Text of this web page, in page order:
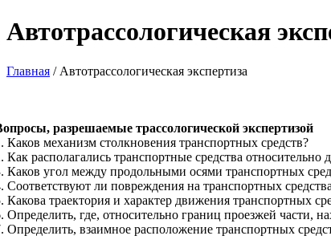
Автотрассологическая
Главная / Автотрассологическая экспертиза
разрешаемые трассологической экспертизой
Каков механизм столкновения транспортных средств?
Как располагались транспортные средства относительно
Каков угол между продольными осями транспортных
Соответствуют ли повреждения на транспортных
Какова траектория и характер движения транспортных
Определить, где, относительно границ проезжей части,
Определить, взаимное расположение транспортных